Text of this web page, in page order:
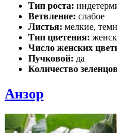
Тип роста:
Ветвление: слабое
Листья: мелкие,
Тип цветения:
Число женских
Пучковой: да
Количество
Анзор